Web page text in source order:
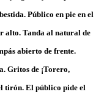
Público en pie en el
alto. Tanda al natural de
abierto de frente.
Gritos de ¡Torero,
tirón. El público pide el